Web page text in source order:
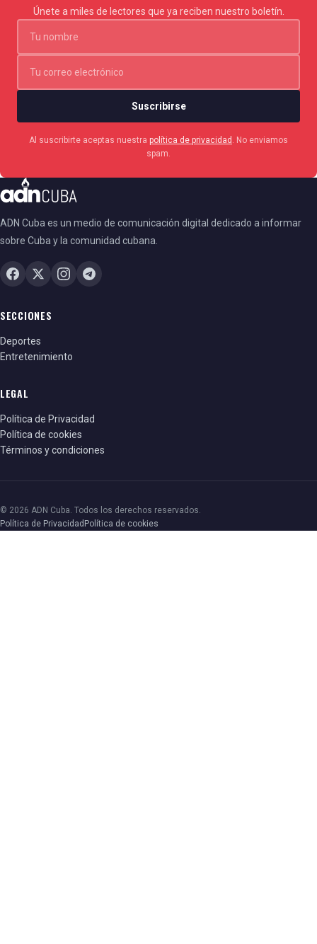
Únete a miles de lectores que ya reciben nuestro boletín.
Suscribirse
Al suscribirte aceptas nuestra política de privacidad . No enviamos
spam.
ADN Cuba es un medio de comunicación digital dedicado a informar
sobre Cuba y la comunidad cubana.
SECCIONES
Deportes
Entretenimiento
LEGAL
Política de Privacidad
Política de cookies
Términos y condiciones
© 2026 ADN Cuba. Todos los derechos reservados.
Política de Privacidad Política de cookies